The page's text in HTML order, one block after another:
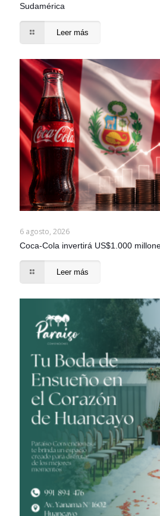
Sudamérica
Leer más
6 agosto, 2026
Coca-Cola invertirá US$1.000
Leer más